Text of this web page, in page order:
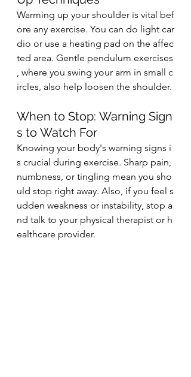
Warming up your shoulder is vital bef
ore any exercise. You can do light car
dio or use a heating pad on the affec
ted area. Gentle pendulum exercises
, where you swing your arm in small c
ircles, also help loosen the shoulder.
When to Stop: Warning Sign
s to Watch For
Knowing your body's warning signs i
s crucial during exercise. Sharp pain,
numbness, or tingling mean you sho
uld stop right away. Also, if you feel s
udden weakness or instability, stop a
nd talk to your physical therapist or h
ealthcare provider.